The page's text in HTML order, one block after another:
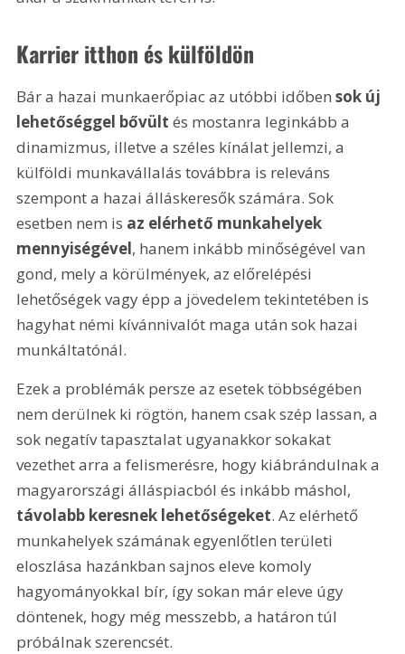
Karrier itthon és külföldön
Bár a hazai munkaerőpiac az utóbbi időben sok új
lehetőséggel bővült és mostanra leginkább a
dinamizmus, illetve a széles kínálat jellemzi, a
külföldi munkavállalás továbbra is releváns
szempont a hazai álláskeresők számára. Sok
esetben nem is az elérhető munkahelyek
mennyiségével, hanem inkább minőségével van
gond, mely a körülmények, az előrelépési
lehetőségek vagy épp a jövedelem tekintetében is
hagyhat némi kívánnivalót maga után sok hazai
munkáltatónál.
Ezek a problémák persze az esetek többségében
nem derülnek ki rögtön, hanem csak szép lassan, a
sok negatív tapasztalat ugyanakkor sokakat
vezethet arra a felismerésre, hogy kiábrándulnak a
magyarországi álláspiacból és inkább máshol,
távolabb keresnek lehetőségeket. Az elérhető
munkahelyek számának egyenlőtlen területi
eloszlása hazánkban sajnos eleve komoly
hagyományokkal bír, így sokan már eleve úgy
döntenek, hogy még messzebb, a határon túl
próbálnak szerencsét.